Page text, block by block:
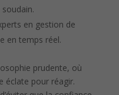
en gestion de
en temps réel.
prudente, où
éclate pour réagir.